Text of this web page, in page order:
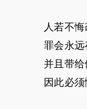
人若不悔
罪会永远
并且带给
因此必须